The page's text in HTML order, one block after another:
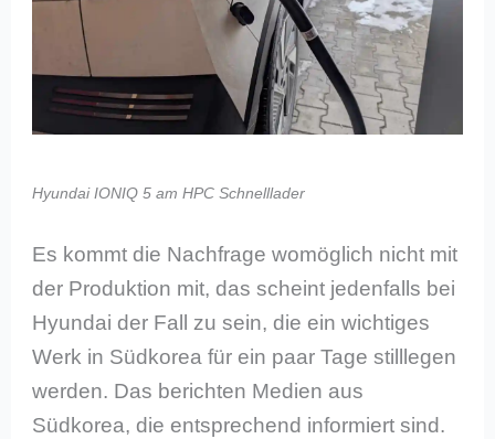
Hyundai IONIQ 5 am HPC Schnelllader
Es kommt die Nachfrage womöglich nicht mit
der Produktion mit, das scheint jedenfalls bei
Hyundai der Fall zu sein, die ein wichtiges
Werk in Südkorea für ein paar Tage stilllegen
werden. Das berichten Medien aus
Südkorea, die entsprechend informiert sind.